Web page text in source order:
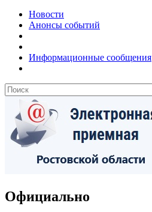
Новости
Анонсы событий
Информационные сообщения
Официально